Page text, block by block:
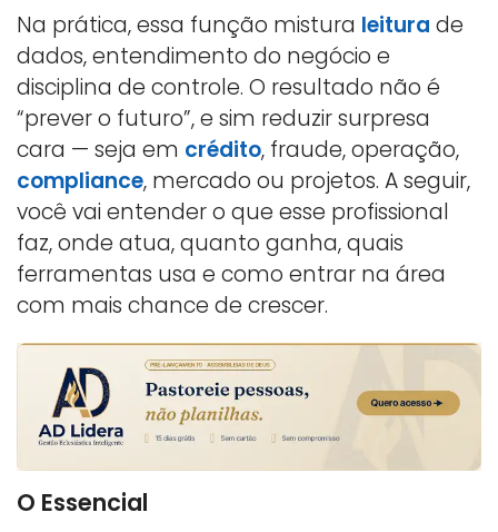
Na prática, essa função mistura leitura de
dados, entendimento do negócio e
disciplina de controle. O resultado não é
“prever o futuro”, e sim reduzir surpresa
cara — seja em crédito, fraude, operação,
compliance, mercado ou projetos. A seguir,
você vai entender o que esse profissional
faz, onde atua, quanto ganha, quais
ferramentas usa e como entrar na área
com mais chance de crescer.
O Essencial